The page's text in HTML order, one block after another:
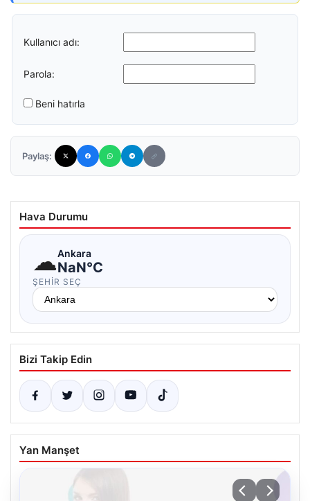
Kullanıcı adı:
Parola:
Beni hatırla
Paylaş:
Hava Durumu
☁Ankara
NaN°C
ŞEHIR SEÇ
Bizi Takip Edin
Yan Manşet